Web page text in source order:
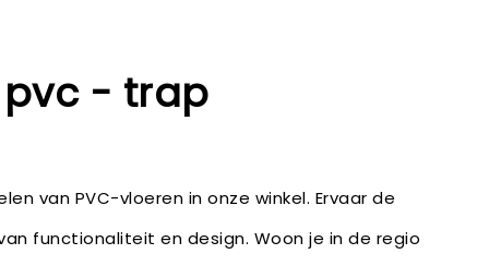
- trap
van PVC-vloeren in onze winkel. Ervaar de
functionaliteit en design. Woon je in de regio